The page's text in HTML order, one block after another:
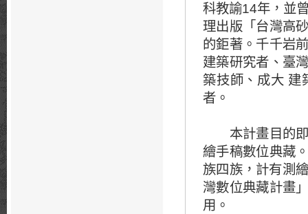
科教諭14年，並
理出版「台灣高
的鉅著。千千岩
建築研究者、臺
築技師、成大 建
者。
本計畫目的即
繪手稿數位典藏
族四族，計有測
灣數位典藏計畫
用。